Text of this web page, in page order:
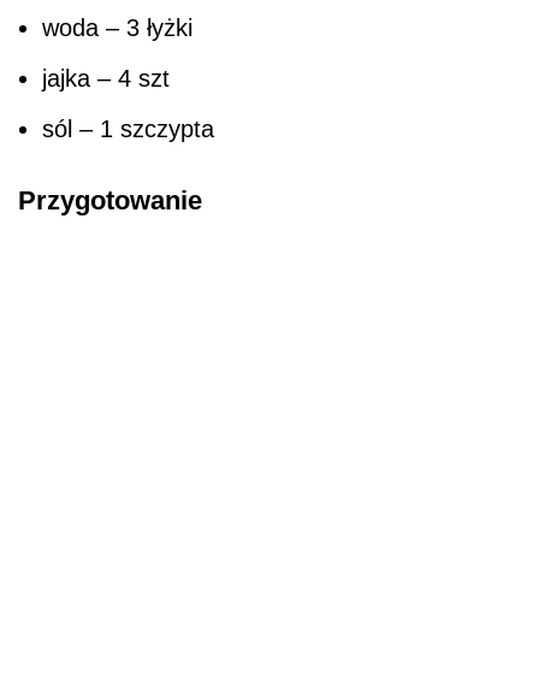
woda – 3 łyżki
jajka – 4 szt
sól – 1 szczypta
Przygotowanie